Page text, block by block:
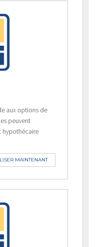
aux options de
peuvent
hypothécaire
MAINTENANT